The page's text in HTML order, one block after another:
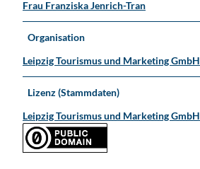
Frau Franziska Jenrich-Tran
Organisation
Leipzig Tourismus und Marketing GmbH
Lizenz (Stammdaten)
Leipzig Tourismus und Marketing GmbH